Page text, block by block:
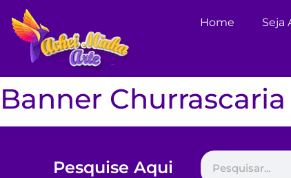
Home Seja
Banner
Pesquise Aqui